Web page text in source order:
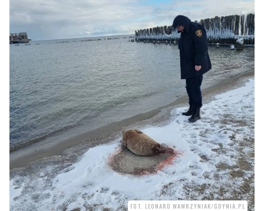
FOT. LEONARD WAWRZYNIAK/GDYNIA.PL
—Już niedługo na plażach pojawią się młode foki. Mogą wówczas wyglądać, jakby